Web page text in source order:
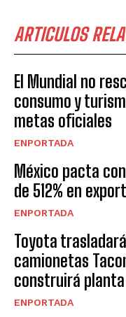
ARTICULOS
El Mundial no
consumo y
metas oficiales
ENPORTADA
México pacta
de 512% en
ENPORTADA
Toyota
camionetas
construirá planta
ENPORTADA